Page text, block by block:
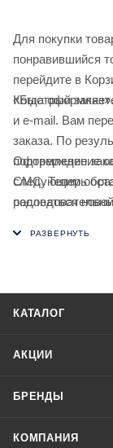
Для покупки
понравившийся
перейдите в
«Быстрый заказ».
Когда
и e-mail. Вам
заказа. По
подтверждение
СМС. Теперь
радоваться
Оформление
следующим
КАТАЛОГ
АКЦИИ
БРЕНДЫ
КОМПАНИЯ